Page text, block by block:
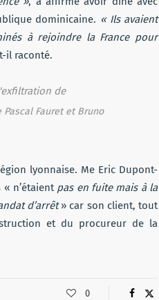
dominicaine. « Ils avaient
à rejoindre la France pour
il raconté.
Fauret et Bruno
lyonnaise. Me Eric Dupont-
n’étaient pas en fuite mais à la
d’arrêt» car son client, tout
et du procureur de la
0